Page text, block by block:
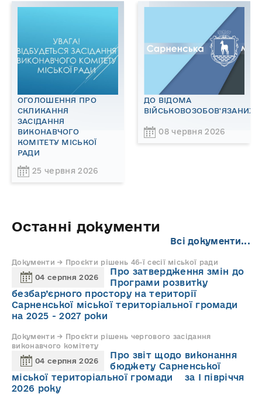
ОГОЛОШЕННЯ ПРО
СКЛИКАННЯ
ЗАСІДАННЯ
ВИКОНАВЧОГО
КОМІТЕТУ МІСЬКОЇ
РАДИ
25 червня 2026
ДО ВІДОМА
ВІЙСЬКОВОЗОБОВ'ЯЗАНИХ!
08 червня 2026
Останні документи
Всі документи...
Документи → Проєкти рішень 46-ї сесії міської ради
04 серпня 2026
Про затвердження змін до
Програми розвитку
безбар’єрного простору на території
Сарненської міської територіальної громади
на 2025 - 2027 роки
Документи → Проєкти рішень чергового засідання
виконавчого комітету
04 серпня 2026
Про звіт щодо виконання
бюджету Сарненської
міської територіальної громади за І півріччя
2026 року